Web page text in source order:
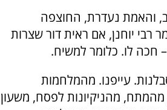
והאמת נעדרת, החוצפה
רבי יוחנן, אם ראית דור שצרות
חכה לו. כלומר למשיח.
עייפנו. מהמלחמות
מהמתח, מהניקיונות לפסח, משעון